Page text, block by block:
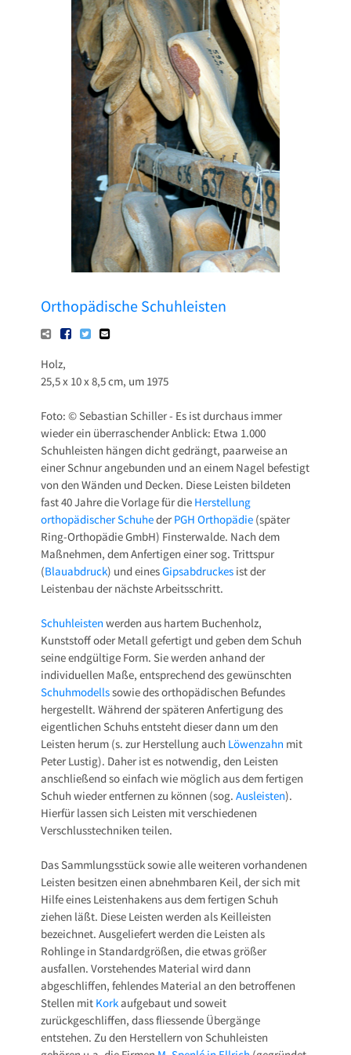
Pressetexte
Sponsoring
Archiv
Orthopädische Schuhleisten
Holz,
25,5 x 10 x 8,5 cm, um 1975
Foto: © Sebastian Schiller - Es ist durchaus immer
wieder ein überraschender Anblick: Etwa 1.000
Schuhleisten hängen dicht gedrängt, paarweise an
einer Schnur angebunden und an einem Nagel befestigt
von den Wänden und Decken. Diese Leisten bildeten
fast 40 Jahre die Vorlage für die Herstellung
orthopädischer Schuheder PGH Orthopädie (später
Ring-Orthopädie GmbH) Finsterwalde. Nach dem
Maßnehmen, dem Anfertigen einer sog. Trittspur
(Blauabdruck) und einesGipsabdruckes ist der
Leistenbau der nächste Arbeitsschritt.
Schuhleisten werden aus hartem Buchenholz,
Kunststoff oder Metall gefertigt und geben dem Schuh
seine endgültige Form. Sie werden anhand der
individuellen Maße, entsprechend des gewünschten
Schuhmodellssowie des orthopädischen Befundes
hergestellt. Während der späteren Anfertigung des
eigentlichen Schuhs entsteht dieser dann um den
Leisten herum (s. zur Herstellung auch Löwenzahn mit
Peter Lustig). Daher ist es notwendig, den Leisten
anschließend so einfach wie möglich aus dem fertigen
Schuh wieder entfernen zu können (sog.Ausleisten).
Hierfür lassen sich Leisten mit verschiedenen
Verschlusstechniken teilen.
Das Sammlungsstück sowie alle weiteren vorhandenen
Leisten besitzen einen abnehmbaren Keil, der sich mit
Hilfe eines Leistenhakens aus dem fertigen Schuh
ziehen läßt. Diese Leisten werden als Keilleisten
bezeichnet. Ausgeliefert werden die Leisten als
Rohlinge in Standardgrößen, die etwas größer
ausfallen. Vorstehendes Material wird dann
abgeschliffen, fehlendes Material an den betroffenen
Stellen mit Korkaufgebaut und soweit
zurückgeschliffen, dass fliessende Übergänge
entstehen. Zu den Herstellern von Schuhleisten